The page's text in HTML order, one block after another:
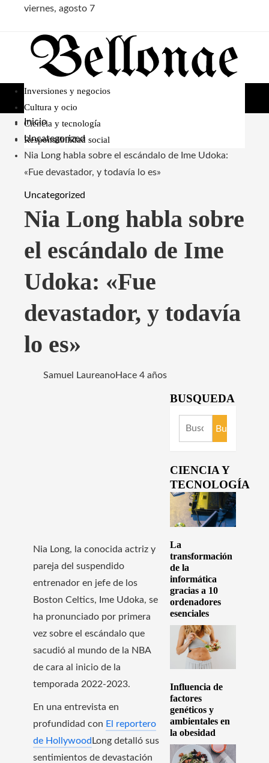
viernes, agosto 7
Inversiones y negocios
Cultura y ocio
Ciencia y tecnología
Responsabilidad social
Inicio
Uncategorized
Nia Long habla sobre el escándalo de Ime Udoka:
«Fue devastador, y todavía lo es»
Uncategorized
Nia Long habla sobre
el escándalo de Ime
Udoka: «Fue
devastador, y todavía
lo es»
Samuel LaureanoHace 4 años
Nia Long, la conocida actriz y
pareja del suspendido
entrenador en jefe de los
Boston Celtics, Ime Udoka, se
ha pronunciado por primera
vez sobre el escándalo que
sacudió al mundo de la NBA
de cara al inicio de la
temporada 2022-2023.
En una entrevista en
profundidad con El reportero
de Hollywood Long detalló sus
sentimientos de devastación
BUSQUEDA
Buscar:
CIENCIA Y
TECNOLOGÍA
La
transformación
de la
informática
gracias a 10
ordenadores
esenciales
Influencia de
factores
genéticos y
ambientales en
la obesidad